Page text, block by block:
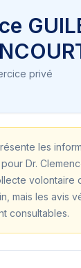
privé
les
Dr.
volontaire
mais les avis
consultables.